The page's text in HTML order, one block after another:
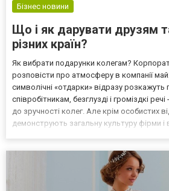
Бізнес новини
Що і як дарувати друзям
різних країн?
Як вибрати подарунки колегам?
розповісти про атмосферу в компанії
символічні «отдарки» відразу розкажуть
співробітникам, безглузді і громіздкі
до зручності колег. Але крім особистих
демонструють загальну культуру фірми і